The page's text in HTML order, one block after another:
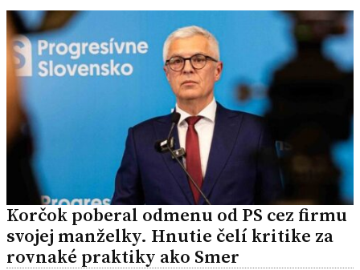
Korčok poberal odmenu od PS cez firmu
svojej manželky. Hnutie čelí kritike za
rovnaké praktiky ako Smer